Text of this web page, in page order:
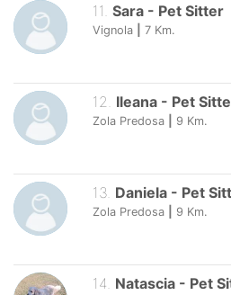
11 Sara - Pet Sitter
Vignola 7 Km.
12 Ileana - Pet
Zola Predosa 9 Km.
13. Daniela - Pet
Zola Predosa 9 Km.
14. Natascia - Pet